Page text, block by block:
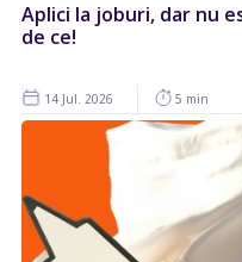
Aplici la joburi, dar nu
de ce!
14 Jul. 2026 5 min